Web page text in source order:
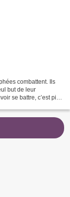
combattent. Ils
but de leur
se battre, c’est pire